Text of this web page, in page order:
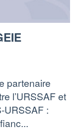
partenaire
l’URSSAF et
URSSAF :